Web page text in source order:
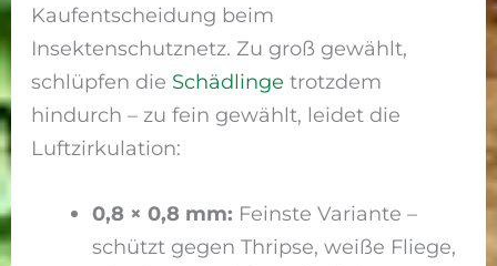
Kaufentscheidung beim
Insektenschutznetz. Zu groß gewählt,
schlüpfen die Schädlinge trotzdem
hindurch – zu fein gewählt, leidet die
Luftzirkulation:
0,8 × 0,8 mm: Feinste Variante –
schützt gegen Thripse, weiße Fliege,